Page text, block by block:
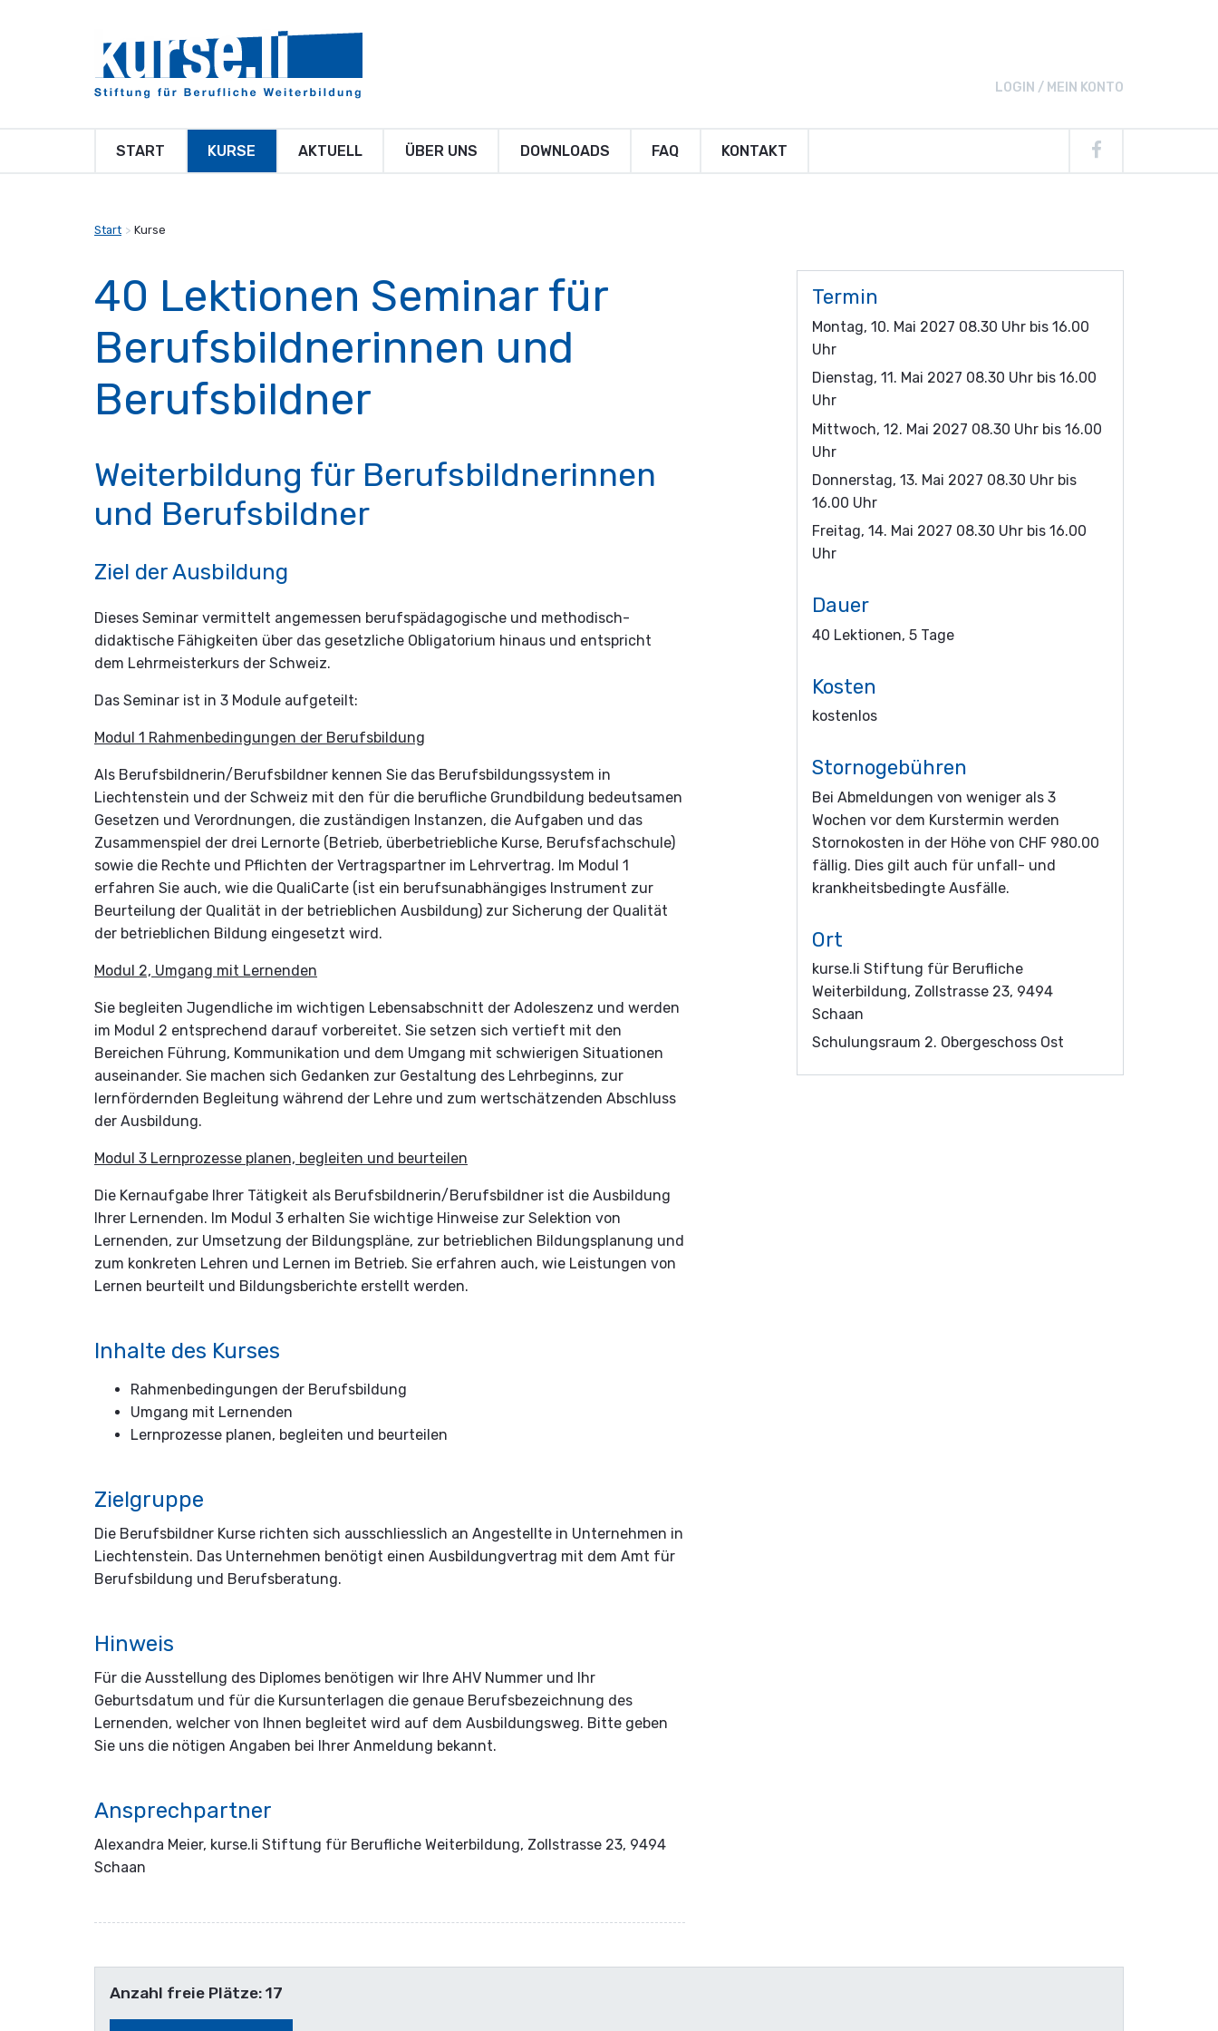
LOGIN / MEIN KONTO
START KURSE AKTUELL ÜBER UNS DOWNLOADS FAQ KONTAKT
Start Kurse
40 Lektionen Seminar für
Berufsbildnerinnen und
Berufsbildner
Weiterbildung für Berufsbildnerinnen
und Berufsbildner
Ziel der Ausbildung
Dieses Seminar vermittelt angemessen berufspädagogische und methodisch-
didaktische Fähigkeiten über das gesetzliche Obligatorium hinaus und entspricht
dem Lehrmeisterkurs der Schweiz.
Das Seminar ist in 3 Module aufgeteilt:
Modul 1 Rahmenbedingungen der Berufsbildung
Als Berufsbildnerin/Berufsbildner kennen Sie das Berufsbildungssystem in
Liechtenstein und der Schweiz mit den für die berufliche Grundbildung bedeutsamen
Gesetzen und Verordnungen, die zuständigen Instanzen, die Aufgaben und das
Zusammenspiel der drei Lernorte (Betrieb, überbetriebliche Kurse, Berufsfachschule)
sowie die Rechte und Pflichten der Vertragspartner im Lehrvertrag. Im Modul 1
erfahren Sie auch, wie die QualiCarte (ist ein berufsunabhängiges Instrument zur
Beurteilung der Qualität in der betrieblichen Ausbildung) zur Sicherung der Qualität
der betrieblichen Bildung eingesetzt wird.
Modul 2, Umgang mit Lernenden
Sie begleiten Jugendliche im wichtigen Lebensabschnitt der Adoleszenz und werden
im Modul 2 entsprechend darauf vorbereitet. Sie setzen sich vertieft mit den
Bereichen Führung, Kommunikation und dem Umgang mit schwierigen Situationen
auseinander. Sie machen sich Gedanken zur Gestaltung des Lehrbeginns, zur
lernfördernden Begleitung während der Lehre und zum wertschätzenden Abschluss
der Ausbildung.
Modul 3 Lernprozesse planen, begleiten und beurteilen
Die Kernaufgabe Ihrer Tätigkeit als Berufsbildnerin/Berufsbildner ist die Ausbildung
Ihrer Lernenden. Im Modul 3 erhalten Sie wichtige Hinweise zur Selektion von
Lernenden, zur Umsetzung der Bildungspläne, zur betrieblichen Bildungsplanung und
zum konkreten Lehren und Lernen im Betrieb. Sie erfahren auch, wie Leistungen von
Lernen beurteilt und Bildungsberichte erstellt werden.
Inhalte des Kurses
Rahmenbedingungen der Berufsbildung
Umgang mit Lernenden
Lernprozesse planen, begleiten und beurteilen
Zielgruppe
Die Berufsbildner Kurse richten sich ausschliesslich an Angestellte in Unternehmen in
Liechtenstein. Das Unternehmen benötigt einen Ausbildungvertrag mit dem Amt für
Berufsbildung und Berufsberatung.
Hinweis
Für die Ausstellung des Diplomes benötigen wir Ihre AHV Nummer und Ihr
Geburtsdatum und für die Kursunterlagen die genaue Berufsbezeichnung des
Lernenden, welcher von Ihnen begleitet wird auf dem Ausbildungsweg. Bitte geben
Sie uns die nötigen Angaben bei Ihrer Anmeldung bekannt.
Ansprechpartner
Alexandra Meier, kurse.li Stiftung für Berufliche Weiterbildung, Zollstrasse 23, 9494
Schaan
Termin
Montag, 10. Mai 2027 08.30 Uhr bis 16.00
Uhr
Dienstag, 11. Mai 2027 08.30 Uhr bis 16.00
Uhr
Mittwoch, 12. Mai 2027 08.30 Uhr bis 16.00
Uhr
Donnerstag, 13. Mai 2027 08.30 Uhr bis
16.00 Uhr
Freitag, 14. Mai 2027 08.30 Uhr bis 16.00
Uhr
Dauer
40 Lektionen, 5 Tage
Kosten
kostenlos
Stornogebühren
Bei Abmeldungen von weniger als 3
Wochen vor dem Kurstermin werden
Stornokosten in der Höhe von CHF 980.00
fällig. Dies gilt auch für unfall- und
krankheitsbedingte Ausfälle.
Ort
kurse.li Stiftung für Berufliche
Weiterbildung, Zollstrasse 23, 9494
Schaan
Schulungsraum 2. Obergeschoss Ost
Anzahl freie Plätze: 17